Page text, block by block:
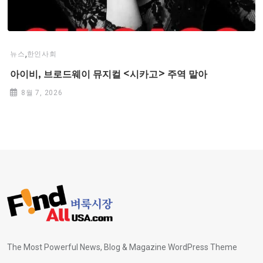
뉴스,한인사회
아이비, 브로드웨이 뮤지컬 <시카고> 주역 맡아
8월 7, 2026
The Most Powerful News, Blog & Magazine WordPress Theme